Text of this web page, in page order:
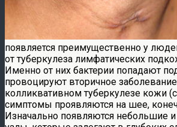
появляется преимущественно у
от туберкулеза лимфатических
Именно от них бактерии попадают
провоцируют вторичное
колликвативном туберкулезе кожи
симптомы проявляются на шее,
Изначально появляются небольшие